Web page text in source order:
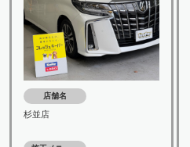
店舗名
杉並店